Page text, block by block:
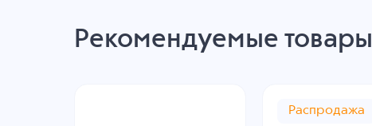
Рекомендуемые товары
Распродажа